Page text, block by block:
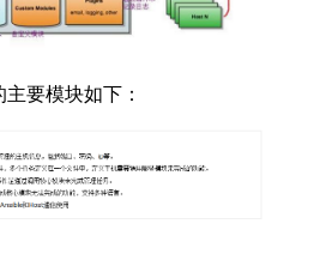
主要模块如下：